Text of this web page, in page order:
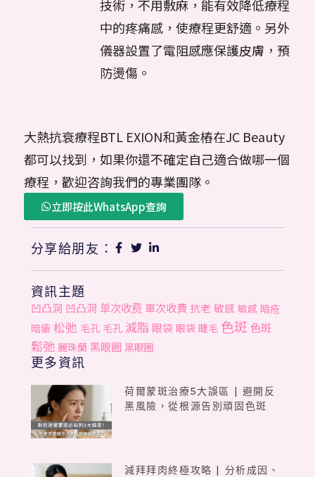
技術，不用敷麻，能有效降低療程
中的疼痛感，使療程更舒適。另外
儀器設置了電阻感應保護皮膚，預
防燙傷。
大熱抗衰療程BTL EXION和黃金樁在JC Beauty
都可以找到，如果你還不確定自己適合做哪一個
療程，歡迎咨詢我們的專業團隊。
立即按此WhatsApp查詢
分享給朋友：
資訊主題
凹凸洞 凹凸洞 单次收费 單次收費 抗老 敏感 敏感 暗疮
暗瘡 松弛 毛孔 毛孔 減脂 眼袋 眼袋 睫毛 色斑 色斑
鬆弛 麗珠蘭 黑眼圈 黑眼圈
更多資訊
荷爾蒙斑治療5大誤區 | 避開反
黑風險，從根源告別頑固色斑
減拜拜肉終極攻略 | 分析成因、